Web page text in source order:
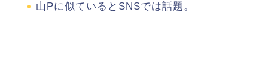
山Pに似ているとSNSでは話題。